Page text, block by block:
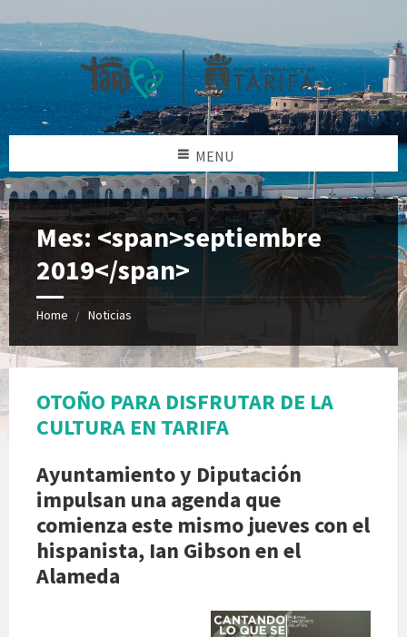
MENU
Mes: <span>septiembre
2019</span>
Home Noticias
OTOÑO PARA DISFRUTAR DE LA
CULTURA EN TARIFA
Ayuntamiento y Diputación
impulsan una agenda que
comienza este mismo jueves con el
hispanista, Ian Gibson en el
Alameda